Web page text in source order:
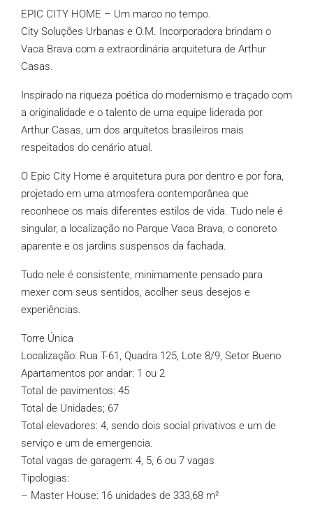
EPIC CITY HOME – Um marco no tempo.
City Soluções Urbanas e O.M. Incorporadora brindam o
Vaca Brava com a extraordinária arquitetura de Arthur
Casas.
Inspirado na riqueza poética do modernismo e traçado com
a originalidade e o talento de uma equipe liderada por
Arthur Casas, um dos arquitetos brasileiros mais
respeitados do cenário atual.
O Epic City Home é arquitetura pura por dentro e por fora,
projetado em uma atmosfera contemporânea que
reconhece os mais diferentes estilos de vida. Tudo nele é
singular, a localização no Parque Vaca Brava, o concreto
aparente e os jardins suspensos da fachada.
Tudo nele é consistente, minimamente pensado para
mexer com seus sentidos, acolher seus desejos e
experiências.
Torre Única
Localização: Rua T-61, Quadra 125, Lote 8/9, Setor Bueno
Apartamentos por andar: 1 ou 2
Total de pavimentos: 45
Total de Unidades; 67
Total elevadores: 4, sendo dois social privativos e um de
serviço e um de emergencia.
Total vagas de garagem: 4, 5, 6 ou 7 vagas
Tipologias:
– Master House: 16 unidades de 333,68 m²